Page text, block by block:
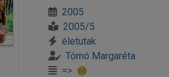
2005
2005/5
életutak
Tómó Margaréta
=>